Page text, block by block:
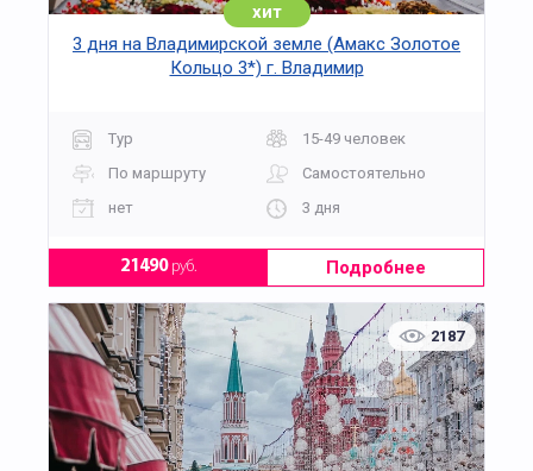
хит
3 дня на Владимирской земле (Амакс Золотое
Кольцо 3*) г. Владимир
Тур
15-49 человек
По маршруту
Самостоятельно
нет
3 дня
21490руб. Подробнее
2187